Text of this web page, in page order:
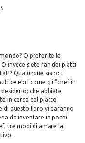
O preferite le
invece siete fan dei piatti
Qualunque siano i
celebri come gli "chef in
che abbiate
in cerca del piatto
di questo libro vi daranno
da inventare in pochi
tre modi di amare la